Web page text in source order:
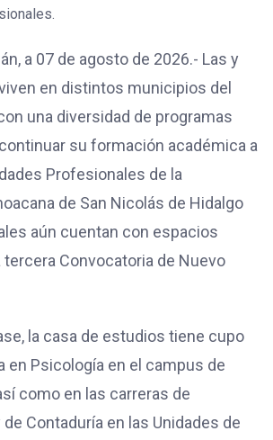
a 07 de agosto de 2026.- Las y
en distintos municipios del
una diversidad de programas
su formación académica a
Profesionales de la
de San Nicolás de Hidalgo
aún cuentan con espacios
Convocatoria de Nuevo
la casa de estudios tiene cupo
en Psicología en el campus de
como en las carreras de
Contaduría en las Unidades de